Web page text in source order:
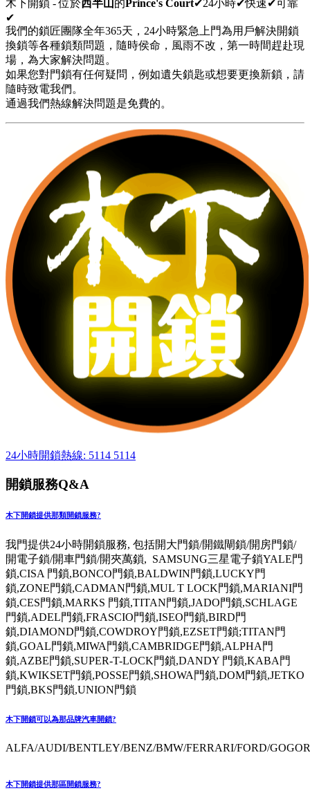
木下開鎖 - 位於西半山的Prince's Court✔24小時✔快速✔可靠
✔
我們的鎖匠團隊全年365天，24小時緊急上門為用戶解決開鎖
換鎖等各種鎖類問題，隨時侯命，風雨不改，第一時間趕赴現
場，為大家解決問題。
如果您對門鎖有任何疑問，例如遺失鎖匙或想要更換新鎖，請
隨時致電我們。
通過我們熱線解決問題是免費的。
24小時開鎖熱線: 5114 5114
開鎖服務Q&A
木下開鎖提供那類開鎖服務?
我門提供24小時開鎖服務, 包括開大門鎖/開鐵閘鎖/開房門鎖/
開電子鎖/開車門鎖/開夾萬鎖, SAMSUNG三星電子鎖YALE門
鎖,CISA 門鎖,BONCO門鎖,BALDWIN門鎖,LUCKY門
鎖,ZONE門鎖,CADMAN門鎖,MUL T LOCK門鎖,MARIANI門
鎖,CES門鎖,MARKS 門鎖,TITAN門鎖,JADO門鎖,SCHLAGE
門鎖,ADEL門鎖,FRASCIO門鎖,ISEO門鎖,BIRD門
鎖,DIAMOND門鎖,COWDROY門鎖,EZSET門鎖;TITAN門
鎖,GOAL門鎖,MIWA門鎖,CAMBRIDGE門鎖,ALPHA門
鎖,AZBE門鎖,SUPER-T-LOCK門鎖,DANDY 門鎖,KABA門
鎖,KWIKSET門鎖,POSSE門鎖,SHOWA門鎖,DOM門鎖,JETKO
門鎖,BKS門鎖,UNION門鎖
木下開鎖可以為那品牌汽車開鎖?
ALFA/AUDI/BENTLEY/BENZ/BMW/FERRARI/FORD/
木下開鎖提供那區開鎖服務?